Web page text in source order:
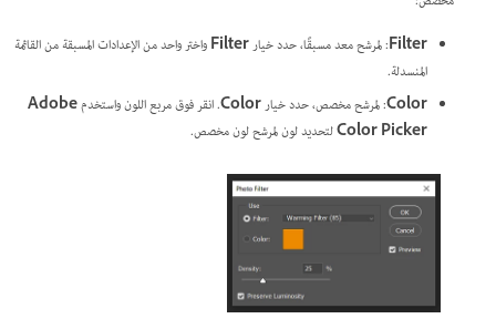
Filter: لمرشح معد مسبقًا، حدد خيارFilterواختر واحد من الإعدادات المسبقة من القائمة
المنسدلة.
Color: لمرشح مخصص، حدد خيارColor. انقر فوق مربع اللون واستخدمAdobe
Color Pickerلتحديد لون لمرشح لون مخصص.